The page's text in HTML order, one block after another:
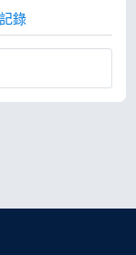
錄